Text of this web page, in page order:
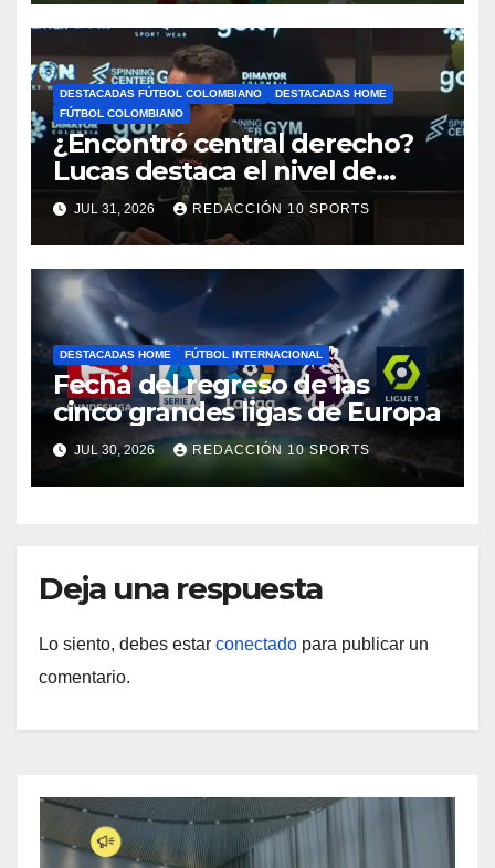
DESTACADAS FÚTBOL COLOMBIANO
DESTACADAS HOME
FÚTBOL COLOMBIANO
¿Encontró central derecho?
Lucas destaca el nivel de
Néider Parra
JUL 31, 2026 REDACCIÓN 10 SPORTS
DESTACADAS HOME FÚTBOL INTERNACIONAL
Fecha del regreso de las
cinco grandes ligas de Europa
JUL 30, 2026 REDACCIÓN 10 SPORTS
Deja una respuesta
Lo siento, debes estar conectado para publicar un
comentario.